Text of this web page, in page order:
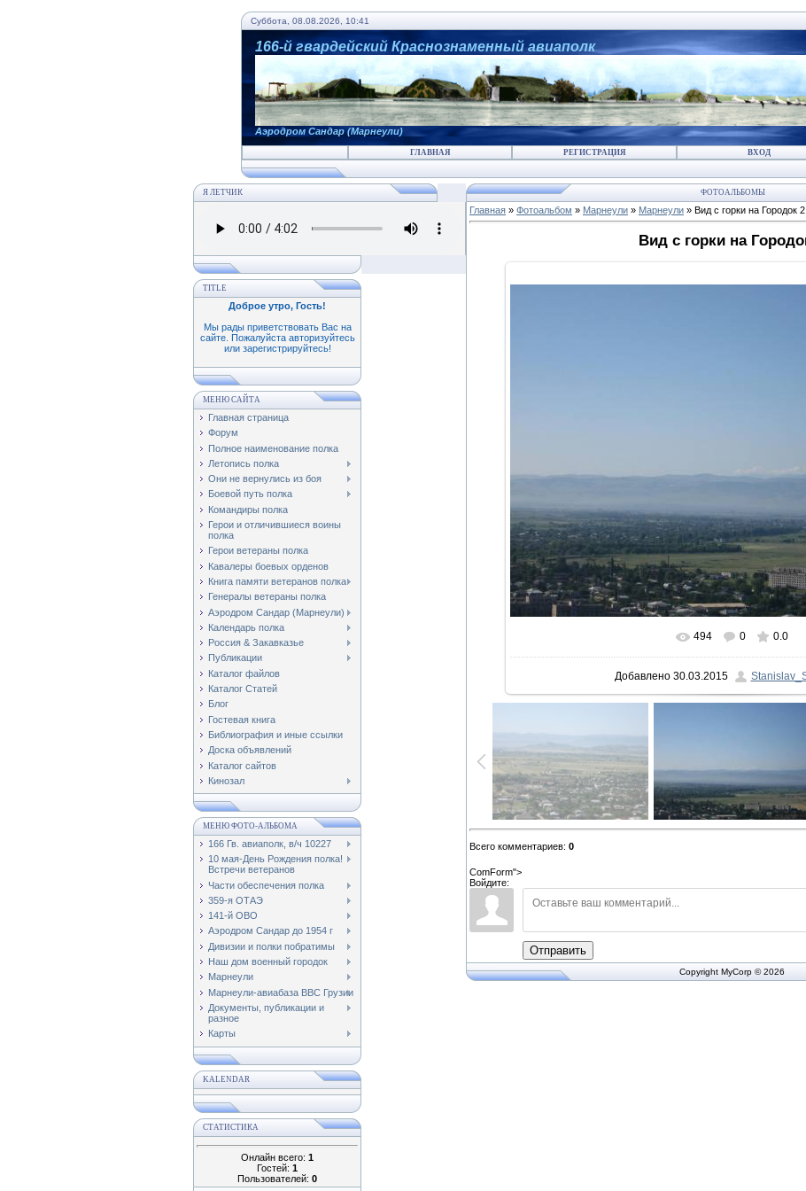
Суббота, 08.08.2026, 10:41
166-й гвардейский Краснознаменный авиаполк
Аэродром Сандар (Марнеули)
ГЛАВНАЯ РЕГИСТРАЦИЯ ВХОД
Я ЛЕТЧИК
TITLE
Доброе утро, Гость!
Мы рады приветствовать Вас на
сайте. Пожалуйста авторизуйтесь
или зарегистрируйтесь!
МЕНЮ САЙТА
Главная страница
Форум
Полное наименование полка
Летопись полка
Они не вернулись из боя
Боевой путь полка
Командиры полка
Герои и отличившиеся воины
полка
Герои ветераны полка
Кавалеры боевых орденов
Книга памяти ветеранов полка
Генералы ветераны полка
Аэродром Сандар (Марнеули)
Календарь полка
Россия & Закавказье
Публикации
Каталог файлов
Каталог Cтатей
Блог
Гостевая книга
Библиография и иные ссылки
Доска объявлений
Каталог сайтов
Кинозал
МЕНЮ ФОТО-АЛЬБОМА
166 Гв. авиаполк, в/ч 10227
10 мая-День Рождения полка!
Встречи ветеранов
Части обеспечения полка
359-я ОТАЭ
141-й ОВО
Аэродром Сандар до 1954 г
Дивизии и полки побратимы
Наш дом военный городок
Марнеули
Марнеули-авиабаза ВВС Грузии
Документы, публикации и
разное
Карты
KALENDAR
СТАТИСТИКА
Онлайн всего: 1
Гостей: 1
Пользователей: 0
ФОТОАЛЬБОМЫ
Главная » Фотоальбом » Марнеули » Марнеули » Вид с горки на Городок 2
Вид с горки на
В реальном размере 1536x1152
494 0 0.0
Добавлено30.03.2015
Всего комментариев: 0
ComForm">
Войдите:
Отправить
Copyright MyCorp © 2026